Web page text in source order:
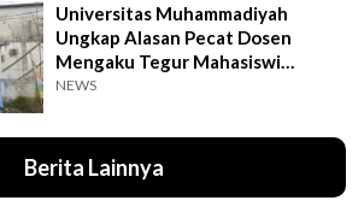
Universitas Muhammadiyah
Ungkap Alasan Pecat Dosen
Mengaku Tegur Mahasiswi
Berpakaian Ketat
NEWS
Berita Lainnya